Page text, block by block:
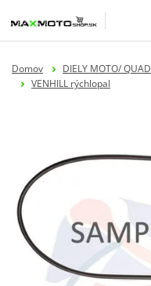
Domov DIELY MOTO/ QUAD
VENHILL rýchlopal